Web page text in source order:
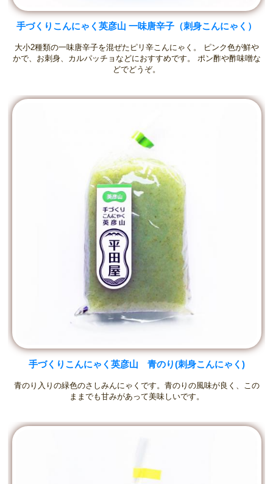
手づくりこんにゃく英彦山 一味唐辛子（刺身こんにゃく）
大小2種類の一味唐辛子を混ぜたピリ辛こんにゃく。 ピンク色が鮮や
かで、お刺身、カルパッチョなどにおすすめです。 ポン酢や酢味噌な
どでどうぞ。
手づくりこんにゃく英彦山 青のり(刺身こんにゃく)
青のり入りの緑色のさしみんにゃくです。青のりの風味が良く、この
ままでも甘みがあって美味しいです。